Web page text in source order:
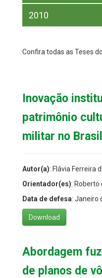
2010
Confira todas as Teses
Inovação
patrimônio
militar no Brasil
Autor(a): Flávia Ferreira
Orientador(es):
Data de defesa: Janeiro
Download
Abordagem
de planos de